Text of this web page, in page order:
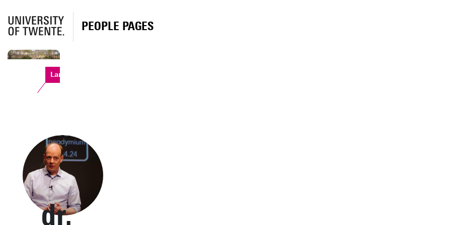
PEOPLE PAGES
Langezijds
dr.